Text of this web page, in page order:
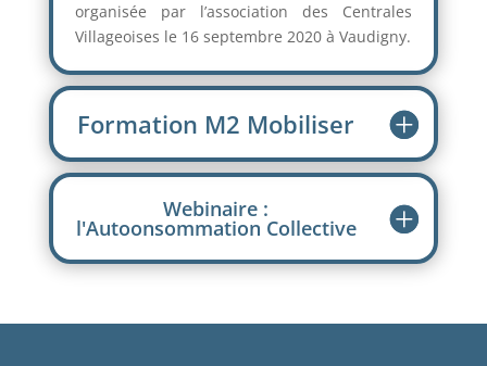
organisée par l’association des Centrales
Villageoises le 16 septembre 2020 à Vaudigny.
Formation M2 Mobiliser
Webinaire :
l'Autoonsommation Collective